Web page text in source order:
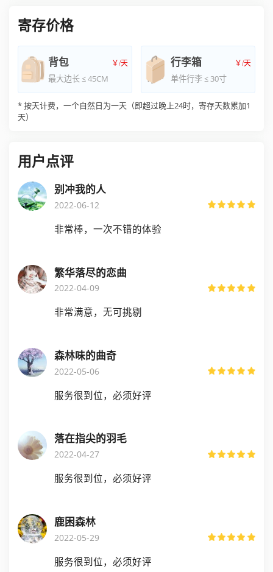
寄存价格
背包
最大边长 ≤ 45CM
行李箱
单件行李 ≤ 30寸
*按天计费，一个自然日为一天（即超过晚上24时，寄存天数累加1
天）
用户点评
别冲我的人
2022-06-12
非常棒，一次不错的体验
繁华落尽的恋曲
2022-04-09
非常满意，无可挑剔
森林味的曲奇
2022-05-06
服务很到位，必须好评
落在指尖的羽毛
2022-04-27
服务很到位，必须好评
鹿困森林
2022-05-29
服务很到位，必须好评